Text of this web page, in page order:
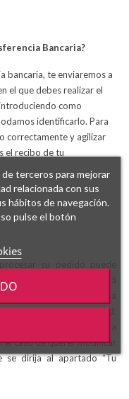
Bancaria?
bancaria, te enviaremos a
el que debes realizar el
como
identificarlo. Para
correctamente y agilizar
el recibo de tu
3 sencillos pasos podrá
un mejor servicio, Vd.
que vuelva a
el caso de querer modificar
se dirija al apartado “Tu
terceros para mejorar
relacionada con sus
hábitos de navegación.
pulse el botón